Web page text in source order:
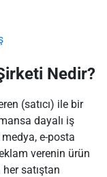
Nedir?
(satıcı) ile bir
dayalı iş
e-posta
verenin ürün
satıştan